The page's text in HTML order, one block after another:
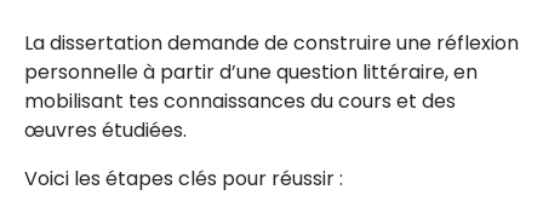
La dissertation demande de construire une réflexion
personnelle à partir d’une question littéraire, en
mobilisant tes connaissances du cours et des
œuvres étudiées.
Voici les étapes clés pour réussir :